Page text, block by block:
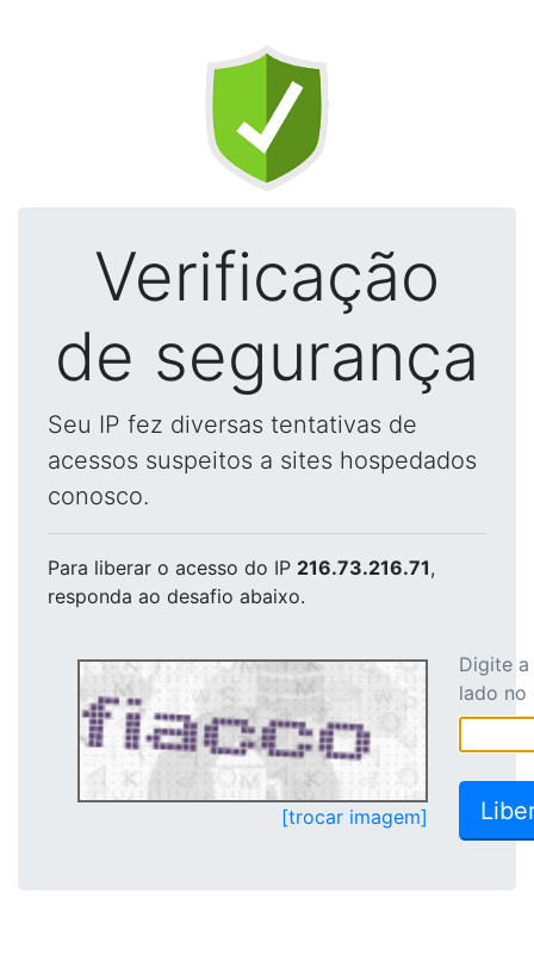
Verificação
de segurança
Seu IP fez diversas tentativas de
acessos suspeitos a sites hospedados
conosco.
Para liberar o acesso do IP 216.73.216.71,
responda ao desafio abaixo.
[trocar imagem]
Digite
lado no